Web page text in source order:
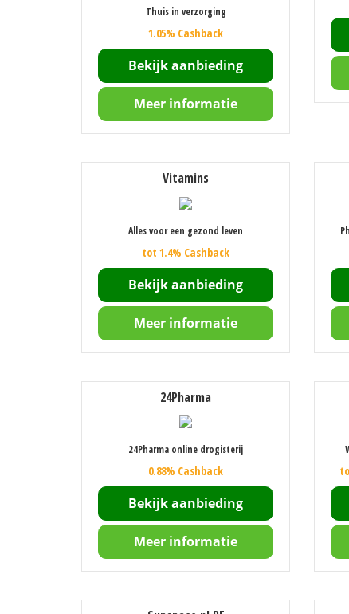
Thuis in verzorging
1.05% Cashback
Bekijk aanbieding
Meer informatie
Vitamins
Alles voor een gezond leven
tot 1.4% Cashback
Bekijk aanbieding
Meer informatie
24Pharma
24Pharma online drogisterij
0.88% Cashback
Bekijk aanbieding
Meer informatie